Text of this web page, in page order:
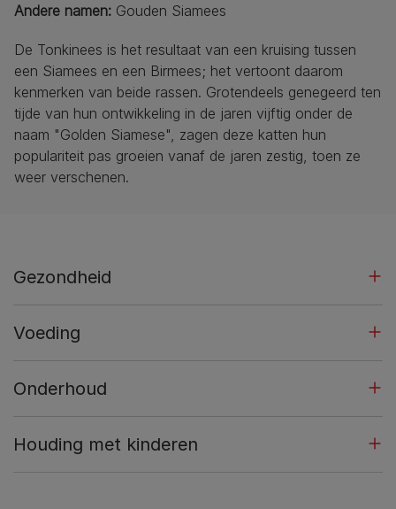
Andere namen: Gouden Siamees
De Tonkinees is het resultaat van een kruising tussen
een Siamees en een Birmees; het vertoont daarom
kenmerken van beide rassen. Grotendeels genegeerd ten
tijde van hun ontwikkeling in de jaren vijftig onder de
naam "Golden Siamese", zagen deze katten hun
populariteit pas groeien vanaf de jaren zestig, toen ze
weer verschenen.
Gezondheid
Voeding
Onderhoud
Houding met kinderen